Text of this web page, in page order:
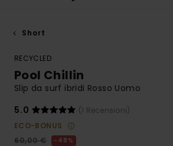
Short
RECYCLED
Pool Chillin
Slip da surf ibridi Rosso Uomo
5.0
(1 Recensioni)
ECO-BONUS
60,00 €
48%